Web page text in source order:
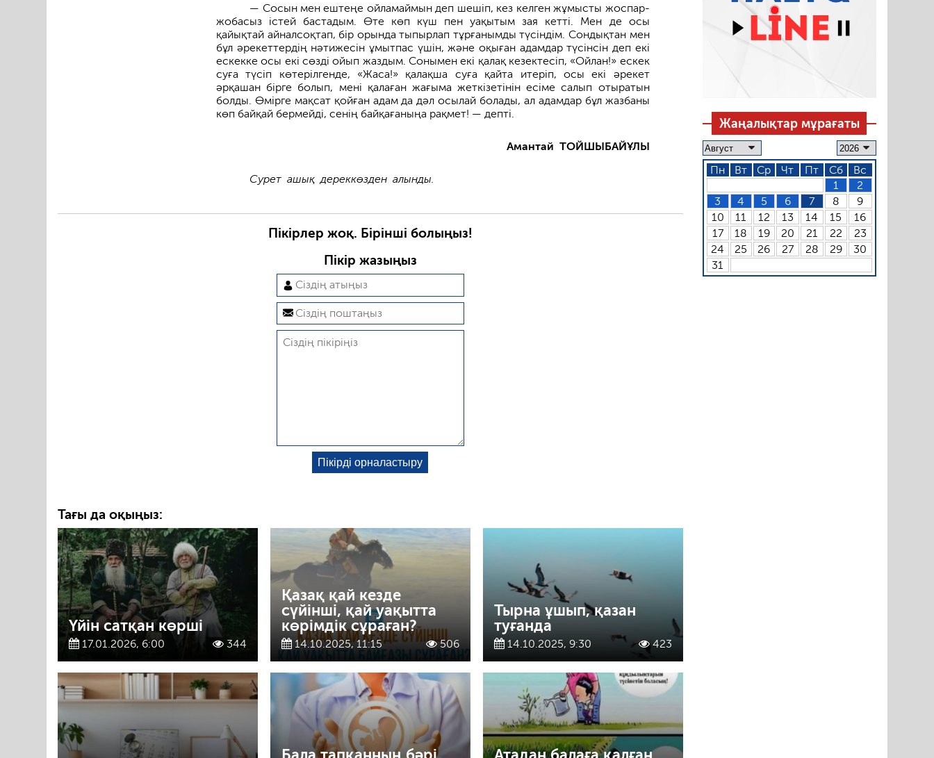
— Сосын мен ештеңе ойламаймын деп шешіп, кез келген жұмысты жоспар-
жобасыз істей бастадым. Өте көп күш пен уақытым зая кетті. Мен де осы
қайықтай айналсоқтап, бір орында тыпырлап тұрғанымды түсіндім. Сондықтан мен
бұл әрекеттердің нәтижесін ұмытпас үшін, және оқыған адамдар түсінсін деп екі
ескекке осы екі сөзді ойып жаздым. Сонымен екі қалақ кезектесіп, «Ойлан!» ескек
суға түсіп көтерілгенде, «Жаса!» қалақша суға қайта итеріп, осы екі әрекет
әрқашан бірге болып, мені қалаған жағыма жеткізетінін есіме салып отыратын
болды. Өмірге мақсат қойған адам да дәл осылай болады, ал адамдар бұл жазбаны
көп байқай бермейді, сенің байқағаныңа рақмет! — депті.
Амантай ТОЙШЫБАЙҰЛЫ
Сурет ашық дереккөзден алынды.
Пікірлер жоқ. Бірінші болыңыз!
Пікір жазыңыз
Тағы да оқыңыз:
Үйін сатқан көрші
17.01.2026, 6:00 344
Қазақ қай кезде
сүйінші, қай уақытта
көрімдік сұраған?
14.10.2025, 11:15 506
Тырна ұшып, қазан
туғанда
14.10.2025, 9:30 423
Жаңалықтар мұрағаты
Пн Вт Ср Чт Пт Сб
Вс
1
2
3
4 5 6 7 8
9
10
11 12 13 14 15
16
17
18 19 20 21 22
23
24
25 26 27 28 29
30
31